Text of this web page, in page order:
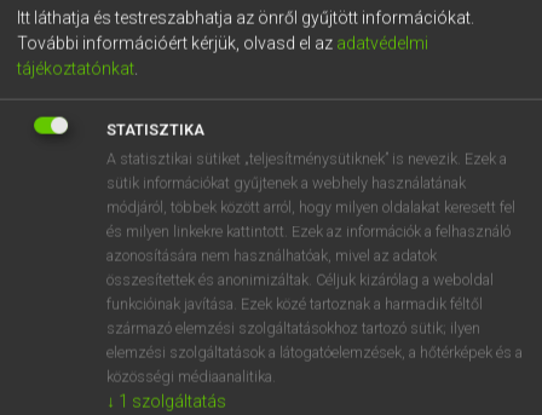
KERESÉS
Díjmentes angol szótár
fn (téli orkán) kezeslábas
⚲ snowsuitkeresése szótárainkban
DÍJMENTES ANGOL SZÓTÁR
Itt láthatja és testreszabhatja az önről gyűjtött információkat.
További információért kérjük, olvasd el az adatvédelmi
tájékoztatónkat
STATISZTIKA
A statisztikai sütiket „teljesítménysütiknek” is nevezik. Ezek a
sütik információkat gyűjtenek a webhely használatának
módjáról, többek között arról, hogy milyen oldalakat keresett fel
és milyen linkekre kattintott. Ezek az információk a felhasználó
azonosítására nem használhatóak, mivel az adatok
összesítettek és anonimizáltak. Céljuk kizárólag a weboldal
funkcióinak javítása. Ezek közé tartoznak a harmadik féltől
származó elemzési szolgáltatásokhoz tartozó sütik; ilyen
elemzési szolgáltatások a látogatóelemzések, a hőtérképek és a
közösségi médiaanalitika.
↓ 1 szolgáltatás
GR
5 6 7 8 9 ö ü ó
r t z u i o p ő ú
k l ű
n m , . AltGr